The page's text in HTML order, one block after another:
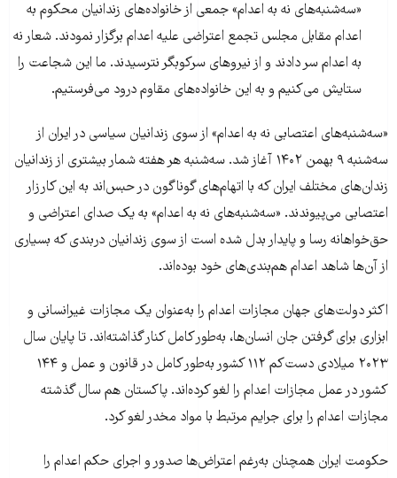
«سه‌شنبه‌های نه به اعدام» جمعی از خانواده‌های زندانیان محکوم به
اعدام مقابل مجلس تجمع اعتراضی علیه اعدام برگزار نمودند. شعار نه
به اعدام سر دادند و از نیروهای سرکوبگر نترسیدند. ما این شجاعت را
ستایش می‌کنیم و به این خانواده‌های مقاوم درود می‌فرستیم.
«سه‌شنبه‌های اعتصابی نه به اعدام» از سوی زندانیان سیاسی در ایران از
سه‌شنبه ۹ بهمن ۱۴۰۲ آغاز شد. سه‌شنبه هر هفته شمار بیشتری از زندانیان
زندان‌های مختلف ایران که با اتهام‌های گوناگون در حبس‌اند به این کارزار
اعتصابی می‌پیوندند. «سه‌شنبه‌های نه به اعدام» به یک صدای اعتراضی و
حق‌خواهانه رسا و پایدار بدل شده است از سوی زندانیان دربندی که بسیاری
از آن‌ها شاهد اعدام هم‌بندی‌های خود بوده‌‌اند.
اکثر دولت‌های جهان مجازات اعدام را به‌عنوان یک مجازات غیرانسانی و
ابزاری برای گرفتن جان انسان‌ها، به‌طور کامل کنار گذاشته‌اند. تا پایان سال
۲۰۲۳ میلادی دست‌کم ۱۱۲ کشور به‌طور کامل در قانون و عمل و ۱۴۴
کشور در عمل مجازات اعدام را لغو کرده‌اند. پاکستان هم سال گذشته
مجازات اعدام را برای جرایم مرتبط با مواد مخدر لغو کرد.
حکومت ایران همچنان به‌رغم اعتراض‌ها صدور و اجرای حکم اعدام‌ را